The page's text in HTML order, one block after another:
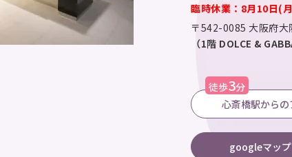
臨時休業：8月10日(
〒542-0085大阪府
（1階 DOLCE &
徒歩3分
心斎橋駅からの
googleマッ